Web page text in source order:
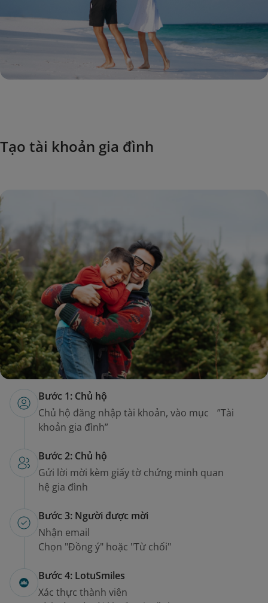
Tạo tài khoản gia đình
Bước 1: Chủ hộ
Chủ hộ đăng nhập tài khoản, vào mục ”Tài
khoản gia đình”
Bước 2: Chủ hộ
Gửi lời mời kèm giấy tờ chứng minh quan
hệ gia đình
Bước 3: Người được mời
Nhận email
Chọn "Đồng ý" hoặc "Từ chối"
Bước 4: LotuSmiles
Xác thực thành viên